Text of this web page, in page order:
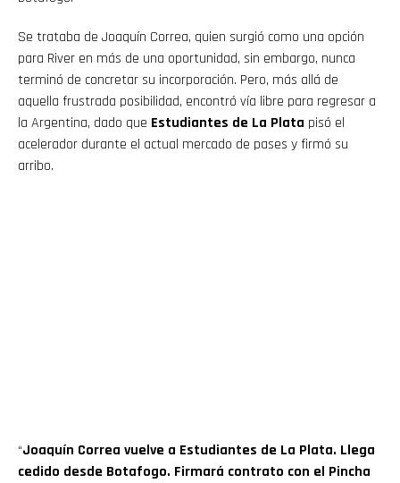
Se trataba de Joaquín Correa, quien surgió como una opción
para River en más de una oportunidad, sin embargo, nunca
terminó de concretar su incorporación. Pero, más allá de
aquella frustrada posibilidad, encontró vía libre para regresar a
la Argentina, dado que Estudiantes de La Plata pisó el
acelerador durante el actual mercado de pases y firmó su
arribo.
“Joaquín Correa vuelve a Estudiantes de La Plata. Llega
cedido desde Botafogo. Firmará contrato con el Pincha